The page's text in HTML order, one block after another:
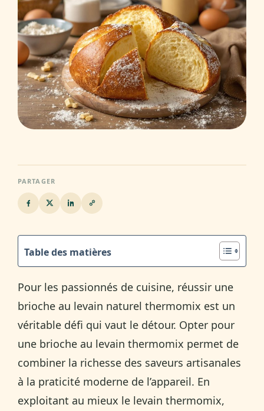
PARTAGER
Table des matières
Pour les passionnés de cuisine, réussir une
brioche au levain naturel thermomix est un
véritable défi qui vaut le détour. Opter pour
une brioche au levain thermomix permet de
combiner la richesse des saveurs artisanales
à la praticité moderne de l’appareil. En
exploitant au mieux le levain thermomix,